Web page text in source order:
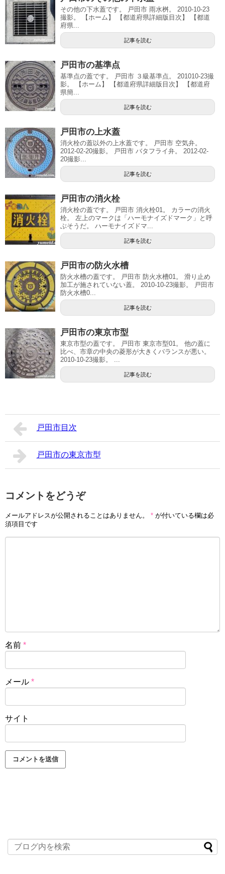
その他の下水蓋です。 戸田市 雨水桝。 2010-10-23
撮影。 【ホーム】 【都道府県詳細版目次】 【都道
府県...
記事を読む
戸田市の基準点
基準点の蓋です。 戸田市 ３級基準点。 201010-23撮
影。 【ホーム】 【都道府県詳細版目次】 【都道府
県簡...
記事を読む
戸田市の上水蓋
消火栓の蓋以外の上水蓋です。 戸田市 空気弁。
2012-02-20撮影。 戸田市 バタフライ弁。 2012-02-
20撮影...
記事を読む
戸田市の消火栓
消火栓の蓋です。 戸田市 消火栓01。 カラーの消火
栓。 左上のマークは「ハーモナイズドマーク」と呼
ぶそうだ。 ハーモナイズドマ...
記事を読む
戸田市の防火水槽
防火水槽の蓋です。 戸田市 防火水槽01。 滑り止め
加工が施されていない蓋。 2010-10-23撮影。 戸田市
防火水槽0...
記事を読む
戸田市の東京市型
東京市型の蓋です。 戸田市 東京市型01。 他の蓋に
比べ、市章の中央の菱形が大きくバランスが悪い。
2010-10-23撮影。 ...
記事を読む
戸田市目次
戸田市の東京市型
コメントをどうぞ
メールアドレスが公開されることはありません。 * が付いている欄は必
須項目です
名前 *
メール *
サイト